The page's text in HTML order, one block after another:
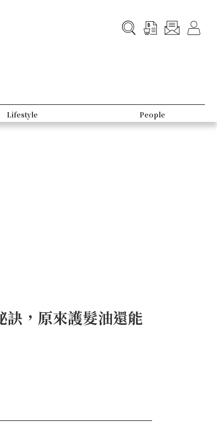
Lifestyle People
訣，原來護髮油還能